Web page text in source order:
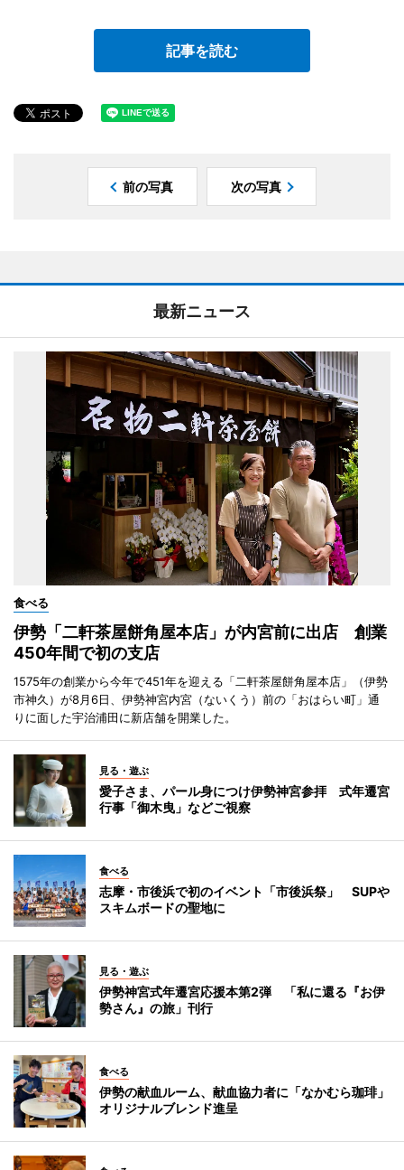
記事を読む
前の写真 次の写真
最新ニュース
食べる
伊勢「二軒茶屋餅角屋本店」が内宮前に出店 創業
450年間で初の支店
1575年の創業から今年で451年を迎える「二軒茶屋餅角屋本店」（伊勢
市神久）が8月6日、伊勢神宮内宮（ないくう）前の「おはらい町」通
りに面した宇治浦田に新店舗を開業した。
見る・遊ぶ
愛子さま、パール身につけ伊勢神宮参拝 式年遷宮
行事「御木曳」などご視察
食べる
志摩・市後浜で初のイベント「市後浜祭」 SUPや
スキムボードの聖地に
見る・遊ぶ
伊勢神宮式年遷宮応援本第2弾 「私に還る『お伊
勢さん』の旅」刊行
食べる
伊勢の献血ルーム、献血協力者に「なかむら珈琲」
オリジナルブレンド進呈